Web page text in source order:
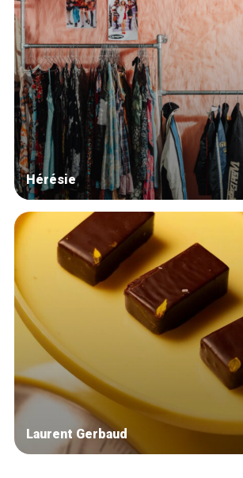
Hérésie
Laurent Gerbaud